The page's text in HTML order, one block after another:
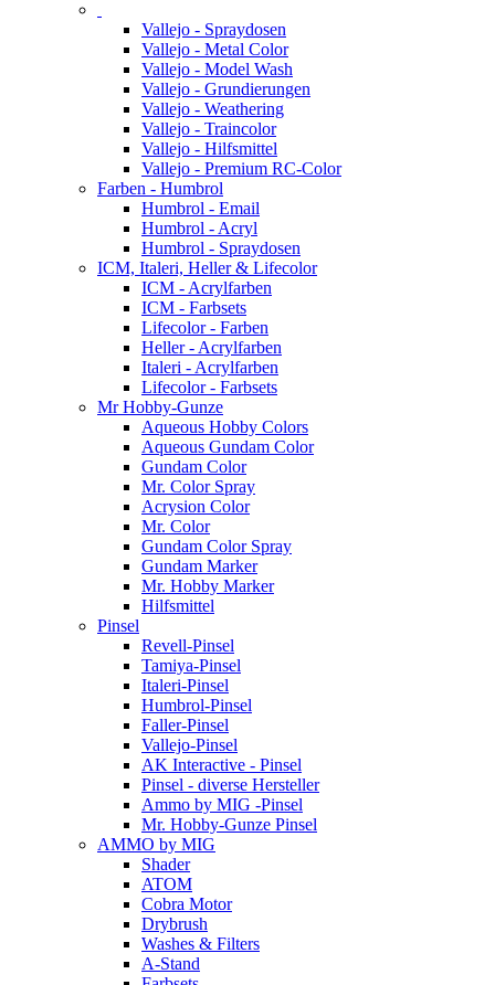
Vallejo - Spraydosen
Vallejo - Metal Color
Vallejo - Model Wash
Vallejo - Grundierungen
Vallejo - Weathering
Vallejo - Traincolor
Vallejo - Hilfsmittel
Vallejo - Premium RC-Color
Farben - Humbrol
Humbrol - Email
Humbrol - Acryl
Humbrol - Spraydosen
ICM, Italeri, Heller & Lifecolor
ICM - Acrylfarben
ICM - Farbsets
Lifecolor - Farben
Heller - Acrylfarben
Italeri - Acrylfarben
Lifecolor - Farbsets
Mr Hobby-Gunze
Aqueous Hobby Colors
Aqueous Gundam Color
Gundam Color
Mr. Color Spray
Acrysion Color
Mr. Color
Gundam Color Spray
Gundam Marker
Mr. Hobby Marker
Hilfsmittel
Pinsel
Revell-Pinsel
Tamiya-Pinsel
Italeri-Pinsel
Humbrol-Pinsel
Faller-Pinsel
Vallejo-Pinsel
AK Interactive - Pinsel
Pinsel - diverse Hersteller
Ammo by MIG -Pinsel
Mr. Hobby-Gunze Pinsel
AMMO by MIG
Shader
ATOM
Cobra Motor
Drybrush
Washes & Filters
A-Stand